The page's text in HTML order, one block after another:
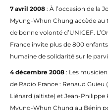
7 avril 2008 : À l’occasion de la
Myung-Whun Chung accède au
de bonne volonté d’UNICEF.
France invite plus de 800
humaine de solidarité sur le
4 décembre 2008 : Les
de Radio France : Renaud
Liénard (altiste) et Jean-
Myung-Whun Chung au Bénin